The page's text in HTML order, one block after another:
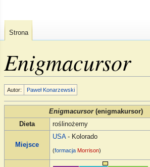
Enigmacursor
Autor: Paweł Konarzewski
Enigmacursor(enigmakursor)
Dieta
roślinożerny
Miejsce
USA- Kolorado
(formacja Morrison)
Strona